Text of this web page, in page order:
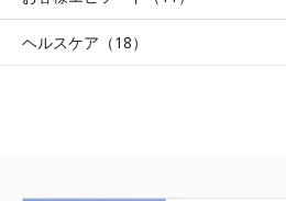
ヘルスケア（18）